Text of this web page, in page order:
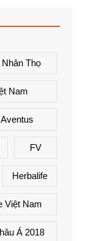
Thọ
Nam
FV
Herbalife
Việt Nam
Á 2018